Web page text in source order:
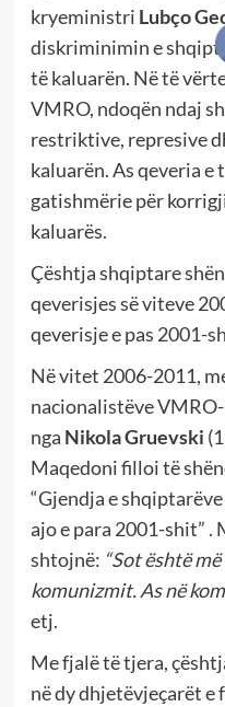
kryeministri Lubço
diskriminimin e
të kaluarën. Në të
VMRO, ndoqën ndaj
restriktive, represive
kaluarën. As qeveria
gatishmërie për
kaluarës.
Çështja shqiptare
qeverisjes së viteve
qeverisje e pas 2001-
Në vitet 2006-2011,
nacionalistëve
nga Nikola Gruevski
Maqedoni filloi të
“Gjendja e
ajo e para 2001-shit” .
shtojnë: “Sot është
komunizmit.As në
etj.
Me fjalë të tjera,
në dy dhjetëvjeçarët e